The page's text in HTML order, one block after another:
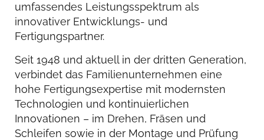
umfassendes Leistungsspektrum als
innovativer Entwicklungs- und
Fertigungspartner.
Seit 1948 und aktuell in der dritten Generation,
verbindet das Familienunternehmen eine
hohe Fertigungsexpertise mit modernsten
Technologien und kontinuierlichen
Innovationen – im Drehen, Fräsen und
Schleifen sowie in der Montage und Prüfung